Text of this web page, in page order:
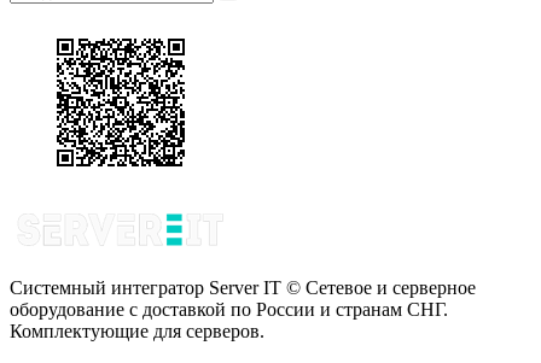
Системный интегратор Server IT © Сетевое и серверное
оборудование с доставкой по России и странам СНГ.
Комплектующие для серверов.